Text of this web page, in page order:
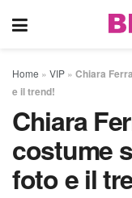
Home » VIP » Chiara
e il trend!
Chiara
costume
foto e il